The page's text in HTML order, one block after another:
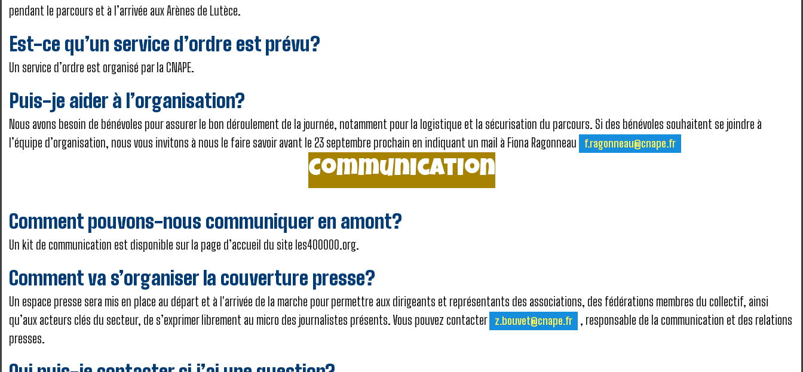
pendant le parcours et à l’arrivée aux Arènes de Lutèce.
Est-ce qu’un service d’ordre est prévu?
Un service d’ordre est organisé par la CNAPE.
Puis-je aider à l’organisation?
Nous avons besoin de bénévoles pour assurer le bon déroulement de la journée, notamment pour la logistique et la sécurisation du parcours. Si des bénévoles souhaitent se joindre à
l’équipe d’organisation, nous vous invitons à nous le faire savoir avant le 23 septembre prochain en indiquant un mail à Fiona Ragonneau
f.ragonneau@cnape.fr
Communication
Comment pouvons-nous communiquer en amont?
Un kit de communication est disponible sur la page d’accueil du site les400000.org.
Comment va s’organiser la couverture presse?
Un espace presse sera mis en place au départ et à l'arrivée de la marche pour permettre aux dirigeants et représentants des associations, des fédérations membres du collectif, ainsi
qu’aux acteurs clés du secteur, de s’exprimer librement au micro des journalistes présents. Vous pouvez contacter
z.bouvet@cnape.fr
, responsable de la communication et des relations
presses.